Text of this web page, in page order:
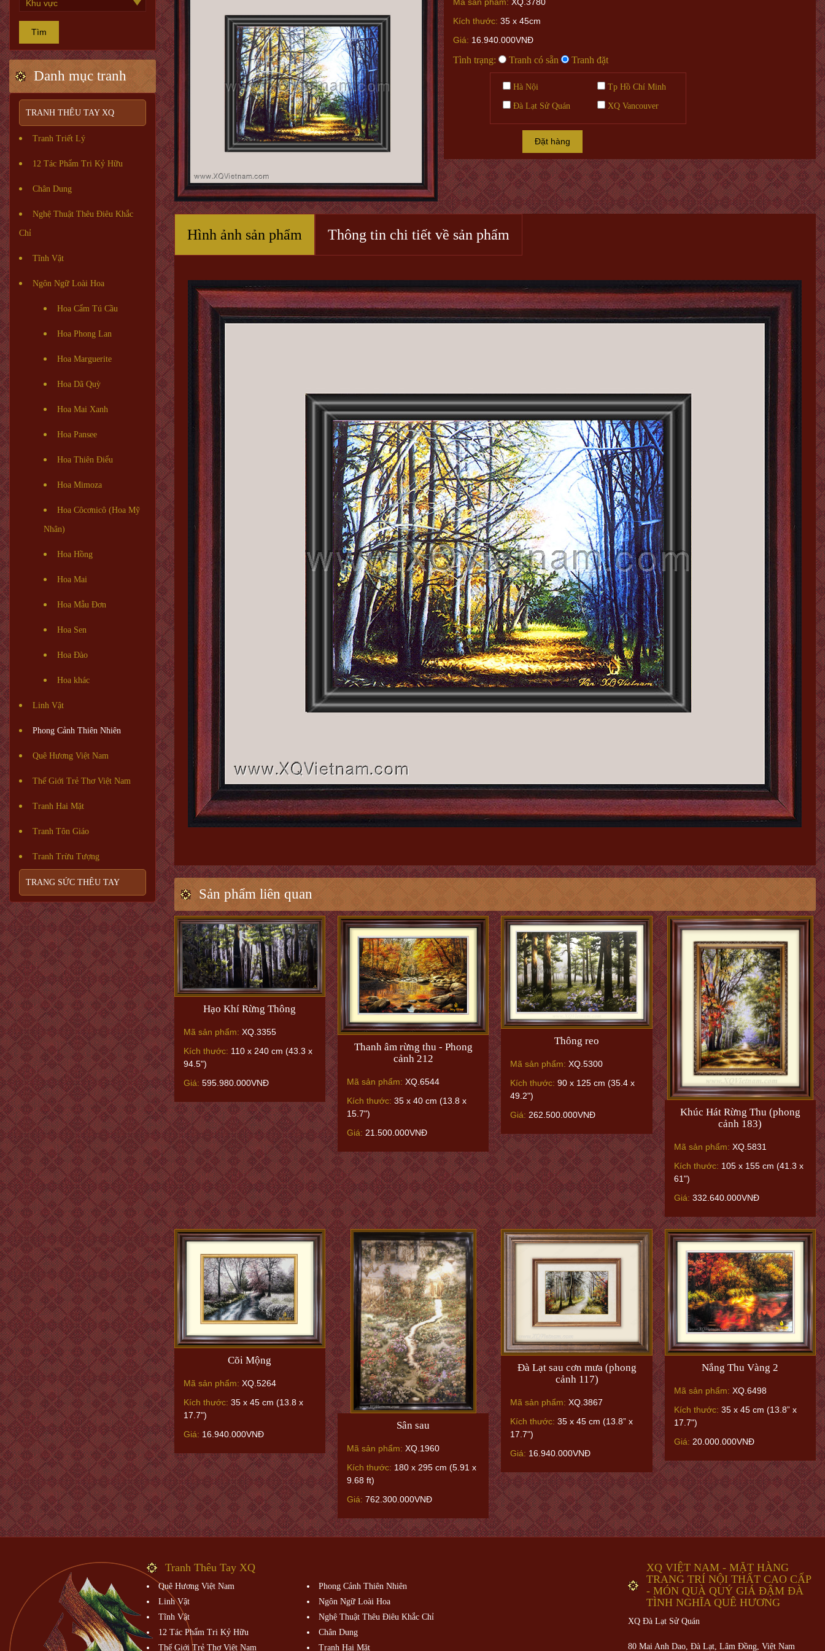
Tìm
Danh mục tranh
TRANH THÊU TAY XQ
Tranh Triết Lý
12 Tác Phẩm Tri Kỷ Hữu
Chân Dung
Nghệ Thuật Thêu Điêu Khắc
Chỉ
Tĩnh Vật
Ngôn Ngữ Loài Hoa
Hoa Cẩm Tú Cầu
Hoa Phong Lan
Hoa Marguerite
Hoa Dã Quỳ
Hoa Mai Xanh
Hoa Pansee
Hoa Thiên Điểu
Hoa Mimoza
Hoa Côcơnicô (Hoa Mỹ
Nhân)
Hoa Hồng
Hoa Mai
Hoa Mẫu Đơn
Hoa Sen
Hoa Đào
Hoa khác
Linh Vật
Phong Cảnh Thiên Nhiên
Quê Hương Việt Nam
Thế Giới Trẻ Thơ Việt Nam
Tranh Hai Mặt
Tranh Tôn Giáo
Tranh Trừu Tượng
TRANG SỨC THÊU TAY
Kích thước: 35 x 45cm
Giá: 16.940.000VNĐ
Tình trạng: Tranh có sẵn Tranh đặt
Hà Nội Tp Hồ Chí Minh
Đà Lạt Sử Quán XQ Vancouver
Đặt hàng
Hình ảnh sản phẩm Thông tin chi tiết về sản phẩm
Sản phẩm liên quan
Hạo Khí Rừng Thông
Mã sản phẩm: XQ.3355
Kích thước: 110 x 240 cm (43.3 x
94.5")
Giá: 595.980.000VNĐ
Thanh âm rừng thu - Phong
cảnh 212
Mã sản phẩm: XQ.6544
Kích thước: 35 x 40 cm (13.8 x
15.7")
Giá: 21.500.000VNĐ
Thông reo
Mã sản phẩm: XQ.5300
Kích thước: 90 x 125 cm (35.4 x
49.2")
Giá: 262.500.000VNĐ
Khúc Hát Rừng Thu (phong
cảnh 183)
Mã sản phẩm: XQ.5831
Kích thước: 105 x 155 cm (41.3 x
61")
Giá: 332.640.000VNĐ
Cõi Mộng
Mã sản phẩm: XQ.5264
Kích thước: 35 x 45 cm (13.8 x
17.7")
Giá: 16.940.000VNĐ
Sân sau
Mã sản phẩm: XQ.1960
Kích thước: 180 x 295 cm (5.91 x
9.68 ft)
Giá: 762.300.000VNĐ
Đà Lạt sau cơn mưa (phong
cảnh 117)
Mã sản phẩm: XQ.3867
Kích thước: 35 x 45 cm (13.8” x
17.7")
Giá: 16.940.000VNĐ
Nắng Thu Vàng 2
Mã sản phẩm: XQ.6498
Kích thước: 35 x 45 cm (13.8” x
17.7")
Giá: 20.000.000VNĐ
Tranh Thêu Tay XQ
Quê Hương Việt Nam
Phong Cảnh Thiên Nhiên
Linh Vật
Ngôn Ngữ Loài Hoa
Tĩnh Vật
Nghệ Thuật Thêu Điêu Khắc Chỉ
12 Tác Phẩm Tri Kỷ Hữu
Chân Dung
Thế Giới Trẻ Thơ Việt Nam
Tranh Hai Mặt
XQ VIỆT NAM - MẶT HÀNG
TRANG TRÍ NỘI THẤT CAO CẤP
- MÓN QUÀ QUÝ GIÁ ĐẬM ĐÀ
TÌNH NGHĨA QUÊ HƯƠNG
XQ Đà Lạt Sử Quán
80 Mai Anh Dao, Đà Lạt, Lâm Đồng, Việt Nam